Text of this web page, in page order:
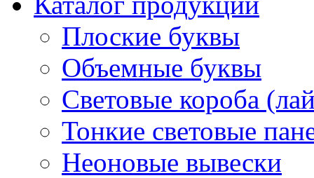
Плоские буквы
Объемные буквы
Световые короба
Тонкие световые
Неоновые вывески